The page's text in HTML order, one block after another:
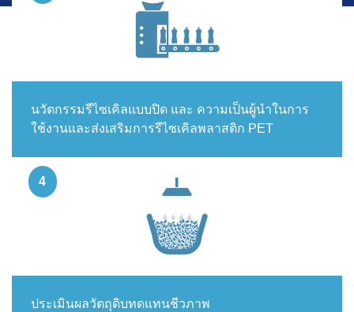
นวัตกรรมรีไซเคิลแบบปิด และ ความเป็นผู้นำในการ
ใช้งานและส่งเสริมการรีไซเคิลพลาสติก PET
ประเมินผลวัตถุดิบทดแทนชีวภาพ